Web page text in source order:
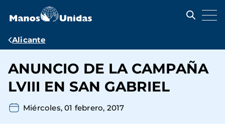
contenido
Ruta
navegación
Alicante
ANUNCIO DE LA CAMPAÑA
LVIII EN SAN GABRIEL
Miércoles, 01 febrero, 2017